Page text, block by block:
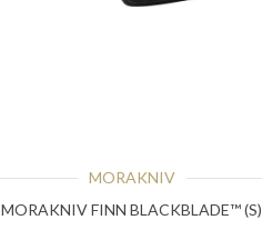
MORAKNIV
MORAKNIV FINN BLACKBLADE™ (S)